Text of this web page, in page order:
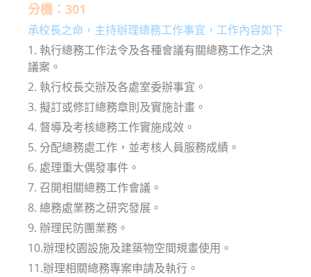
分機：301
承校長之命，主持辦理總務工作事宜，工作內容如下
1. 執行總務工作法令及各種會議有關總務工作之決
議案。
2. 執行校長交辦及各處室委辦事宜。
3. 擬訂或修訂總務章則及實施計畫。
4. 督導及考核總務工作實施成效。
5. 分配總務處工作，並考核人員服務成績。
6. 處理重大偶發事件。
7. 召開相關總務工作會議。
8. 總務處業務之研究發展。
9. 辦理民防團業務。
10.辦理校園設施及建築物空間規畫使用。
11.辦理相關總務專案申請及執行。